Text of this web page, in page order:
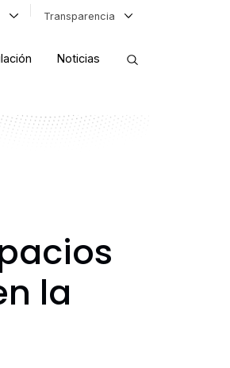
Transparencia
Noticias
la